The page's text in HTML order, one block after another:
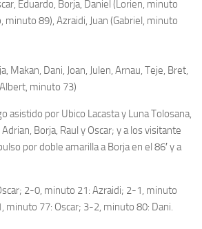
Eduardo, Borja, Daniel (Lorien, minuto
minuto 89), Azraidi, Juan (Gabriel, minuto
Makan, Dani, Joan, Julen, Arnau, Teje, Bret,
minuto 73)
asistido por Ubico Lacasta y Luna Tolosana,
Borja, Raul y Oscar; y a los visitante
por doble amarilla a Borja en el 86′ y a
2-0, minuto 21: Azraidi; 2-1, minuto
minuto 77: Oscar; 3-2, minuto 80: Dani.